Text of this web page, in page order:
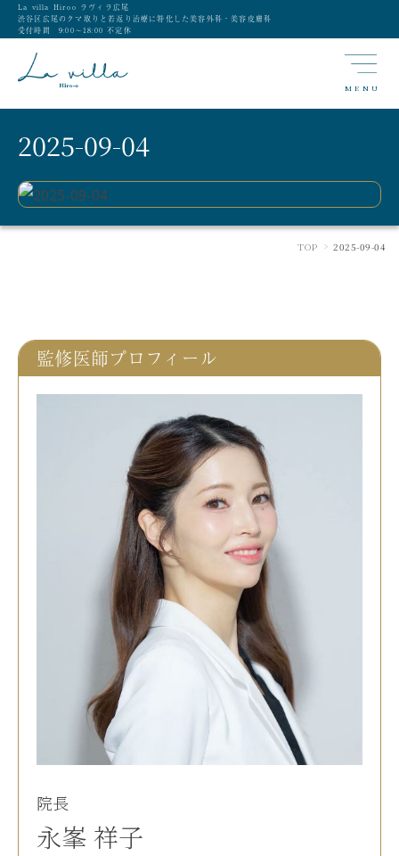
La villa Hiroo ラヴィラ広尾
渋谷区広尾のクマ取りと若返り治療に特化した美容外科・美容皮膚科
受付時間 9:00〜18:00 不定休
MENU
2025-09-04
TOP > 2025-09-04
監修医師プロフィール
院長
永峯 祥子